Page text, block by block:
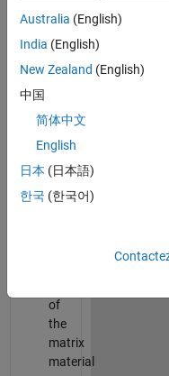
based
following
properties:
elastic
modulus
of
fiber
of
the
matrix
material
Australia (English)
India (English)
New Zealand (English)
中国
简体中文
English
日本 (日本語)
한국 (한국어)